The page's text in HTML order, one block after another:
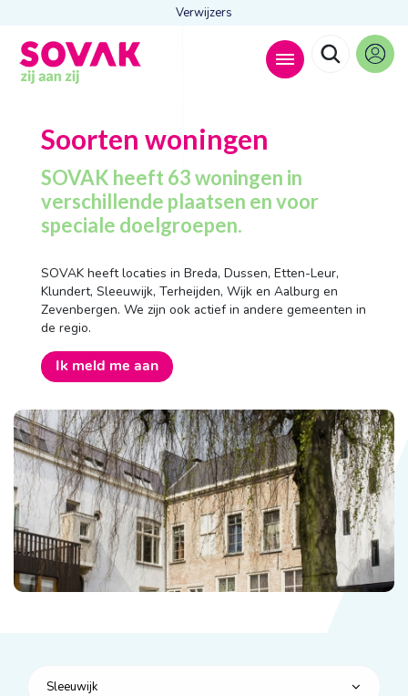
Verwijzers
Anderen zochten ook
Wonen
Dagbesteding
Behandelingen
Contact
Soorten woningen
SOVAK heeft 63 woningen in
verschillende plaatsen en voor
speciale doelgroepen.
SOVAK heeft locaties in Breda, Dussen, Etten-Leur,
Klundert, Sleeuwijk, Terheijden, Wijk en Aalburg en
Zevenbergen. We zijn ook actief in andere gemeenten in
de regio.
Ik meld me aan
Sleeuwijk